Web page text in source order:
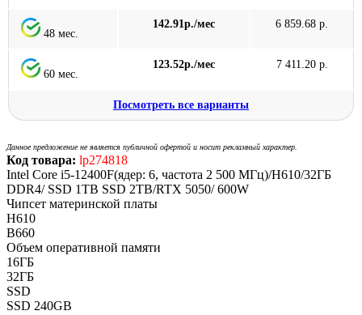
48 мес.
142.91р./мес 6 859.68 р.
60 мес.
123.52р./мес 7 411.20 р.
Посмотреть все варианты
Данное предложение не является публичной офертой и носит рекламный характер.
Код товара: lp274818
Intel Core i5-12400F(ядер: 6, частота 2 500 МГц)/H610/32ГБ
DDR4/ SSD 1TB SSD 2TB/RTX 5050/ 600W
Чипсет материнской платы
H610
B660
Объем оперативной памяти
16ГБ
32ГБ
SSD
SSD 240GB